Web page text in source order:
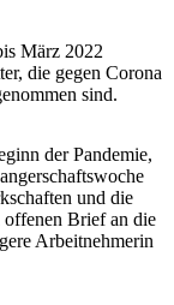
März 2022
die gegen Corona
sind.
der Pandemie,
und die
offenen Brief an die
Arbeitnehmerin